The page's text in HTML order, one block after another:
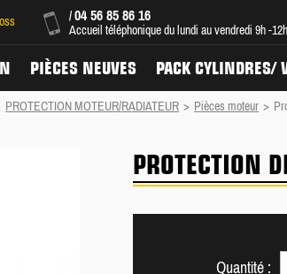
/04 56 85 86 16
Accueil téléphonique du lundi au vendredi 9h -
PIÈCES NEUVES PACK CYLINDRES/
PROTECTION MOTEUR/RADIATEUR > Pièces moteur >
PROTECTION
Quantité :